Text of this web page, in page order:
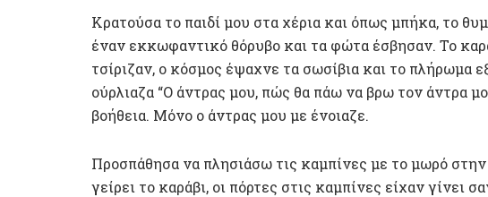
Κρατούσα το παιδί μου στα χέρια και όπως μπήκα, το
έναν εκκωφαντικό θόρυβο και τα φώτα έσβησαν. Το
τσίριζαν, ο κόσμος έψαχνε τα σωσίβια και το πλήρωμα
ούρλιαζα “Ο άντρας μου, πώς θα πάω να βρω τον άντρα
βοήθεια. Μόνο ο άντρας μου με ένοιαζε.
Προσπάθησα να πλησιάσω τις καμπίνες με το μωρό
γείρει το καράβι, οι πόρτες στις καμπίνες είχαν γίνει